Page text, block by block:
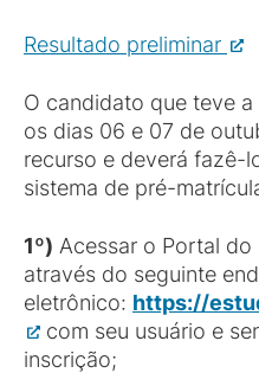
Resultado preliminar
O candidato que teve
os dias 06 e 07 de
recurso e deverá fazê-
sistema de pré-
1º) Acessar o Portal do
através do seguinte
eletrônico: https://
com seu usuário e
inscrição;